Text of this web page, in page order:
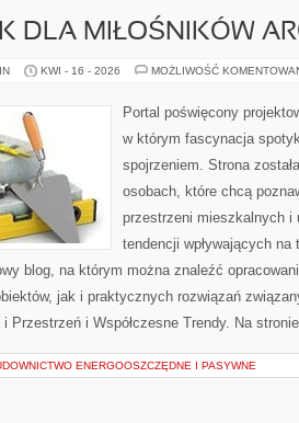
DLA MIŁOŚNIKÓW
KWI - 16 - 2026 MOŻLIWOŚĆ
Portal poświęcony
w którym fascynacja
spojrzeniem. Strona
osobach, które chcą
przestrzeni mieszkalnych i
tendencji wpływających
blog, na którym można znaleźć
jak i praktycznych rozwiązań
i Przestrzeń i Współczesne Trendy. Na
ENERGOOSZCZĘDNE I PASYWNE